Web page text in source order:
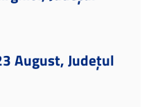
August, Județul